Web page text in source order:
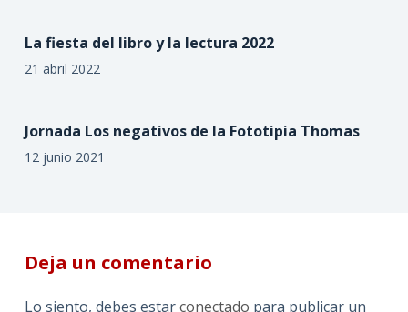
La fiesta del libro y la lectura 2022
21 abril 2022
Jornada Los negativos de la Fototipia Thomas
12 junio 2021
Deja un comentario
Lo siento, debes estarconectado para publicar un